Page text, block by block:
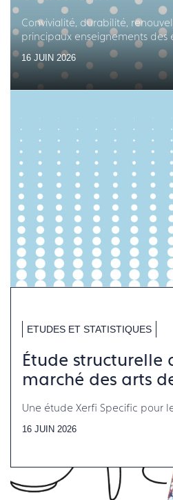
Convivialité, durabilité,
principaux enseignements des
les équipements en arts de la
16 JUIN 2026
ETUDES ET STATISTIQUES
Étude structurelle
marché des arts
Une étude Xerfi Specific pour
16 JUIN 2026